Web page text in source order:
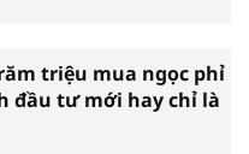
triệu mua ngọc phỉ
đầu tư mới hay chỉ là